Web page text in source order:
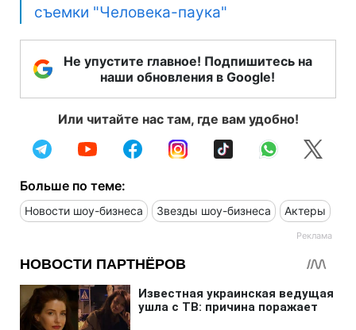
съемки "Человека-паука"
Не упустите главное! Подпишитесь на
наши обновления в Google!
Или читайте нас там, где вам удобно!
Больше по теме:
Новости шоу-бизнеса Звезды шоу-бизнеса Актеры